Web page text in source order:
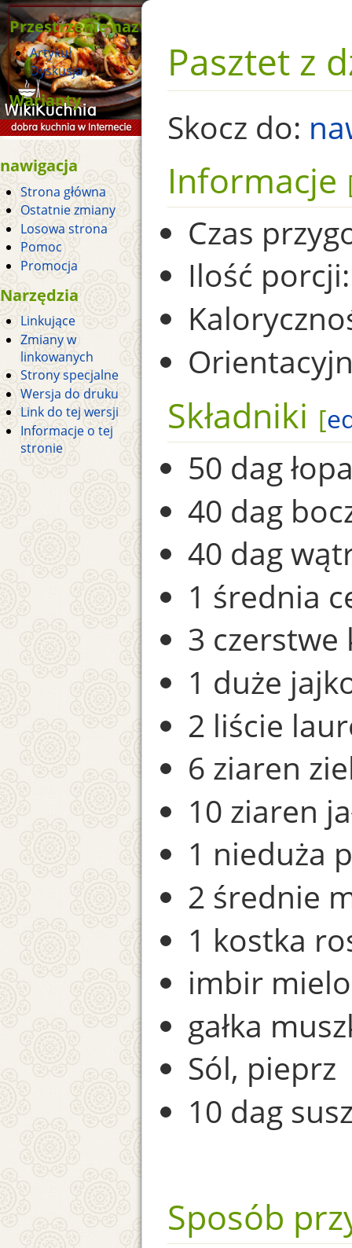
Pasztet z
Skocz do:
Informacje
Czas
Ilość porcji:
Składniki [
50 dag
40 dag
40 dag
1 średnia
3 czerstwe
1 duże
2 liście
6 ziaren
10 ziaren
1 nieduża
2 średnie
1 kostka
imbir
gałka
Sól, pieprz
10 dag
Sposób
Przestrzenie nazw
Artykuł
Dyskusja
Warianty
nawigacja
Strona główna
Ostatnie zmiany
Losowa strona
Pomoc
Promocja
Narzędzia
Linkujące
Zmiany w
linkowanych
Strony specjalne
Wersja do druku
Link do tej wersji
Informacje o tej
stronie